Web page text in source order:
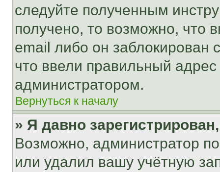
следуйте полученным
получено, то возможно, что
email либо он
что ввели правильный адрес
администратором.
Вернуться к началу
» Я давно
Возможно, администратор
или удалил вашу учётную